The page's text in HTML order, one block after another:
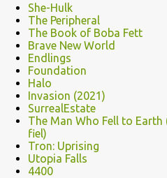
She-Hulk
The Peripheral
The Book of Boba Fett
Brave New World
Endlings
Foundation
Halo
Invasion (2021)
SurrealEstate
The Man Who Fell to
fiel)
Tron: Uprising
Utopia Falls
4400